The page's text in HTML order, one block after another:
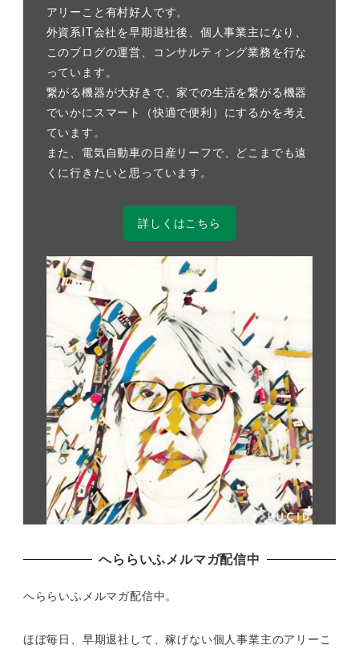
アリーこと有村好人です。
外資系IT会社を早期退社後、個人事業主になり、
このブログの運営、コンサルティング業務を行な
っています。
繋がる機器が大好きで、家での生活を繋がる機器
でいかにスマート（快適で便利）にするかを考え
ています。
また、電気自動車の日産リーフで、どこまでも遠
くに行きたいと思っています。
詳しくはこちら
へららいふメルマガ配信中
へららいふメルマガ配信中。
ほぼ毎日、早期退社して、稼げない個人事業主のアリーこ